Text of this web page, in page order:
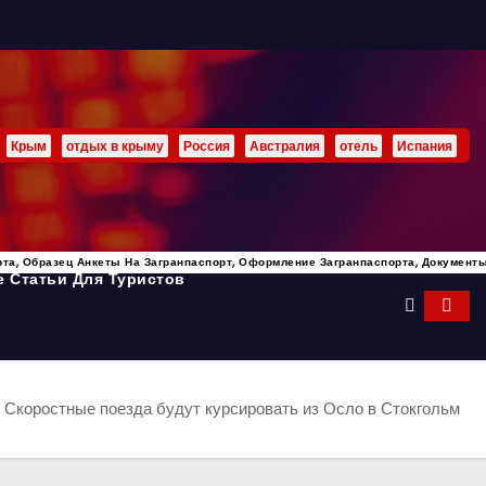
Крым отдых в крыму Россия Австралия отель Испания
Образец Анкеты На Загранпаспорт, Оформление Загранпаспорта,
Статьи Для Туристов
Скоростные поезда будут курсировать из Осло в Стокгольм